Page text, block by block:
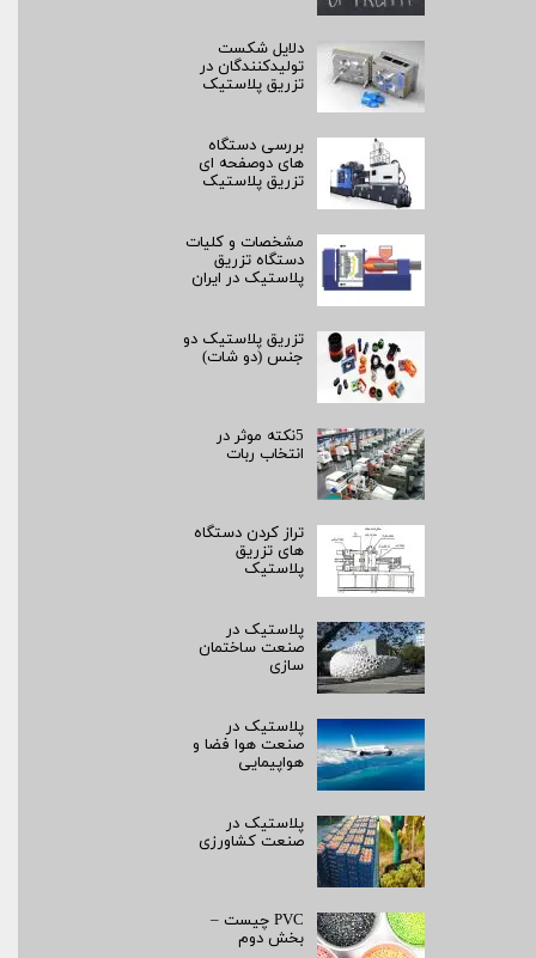
دلایل شکست
تولیدکنندگان در
تزریق پلاستیک
بررسی دستگاه
های دوصفحه ای
تزریق پلاستیک
مشخصات و کلیات
دستگاه تزریق
پلاستیک در ایران
تزریق پلاستیک دو
جنس (دو شات)
5نکته موثر در
انتخاب ربات
تراز کردن دستگاه
های تزریق
پلاستیک
پلاستیک در
صنعت ساختمان
سازی
پلاستیک در
صنعت هوا فضا و
هواپیمایی
پلاستیک در
صنعت کشاورزی
PVC چیست –
بخش دوم